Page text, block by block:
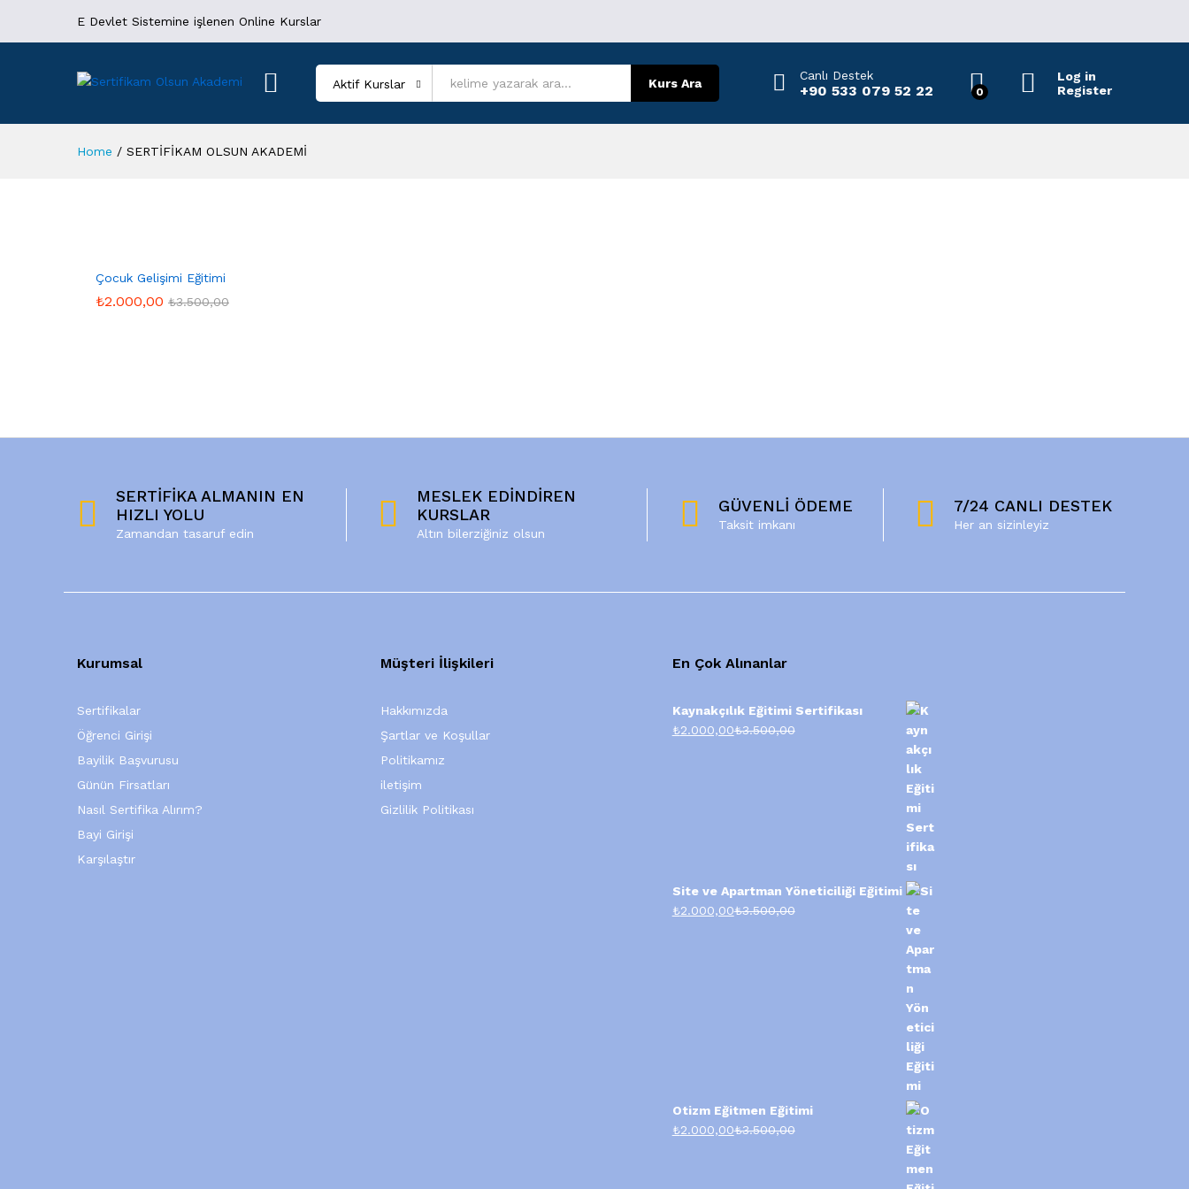
E Devlet Sistemine işlenen Online Kurslar
Aktif Kurslar Kurs Ara
Canlı Destek
+90 533 079 52 22 0
Log in
Register
Home / SERTİFİKAM OLSUN AKADEMİ
Çocuk Gelişimi Eğitimi
₺2.000,00 ₺3.500,00
SERTİFİKA ALMANIN EN
HIZLI YOLU
Zamandan tasaruf edin
MESLEK EDİNDİREN
KURSLAR
Altın bilerziğiniz olsun
GÜVENLİ ÖDEME
Taksit imkanı
7/24 CANLI DESTEK
Her an sizinleyiz
Kurumsal
Sertifikalar
Öğrenci Girişi
Bayilik Başvurusu
Günün Firsatları
Nasıl Sertifika Alırım?
Bayi Girişi
Karşılaştır
Müşteri İlişkileri
Hakkımızda
Şartlar ve Koşullar
Politikamız
iletişim
Gizlilik Politikası
En Çok Alınanlar
Kaynakçılık Eğitimi Sertifikası
₺2.000,00₺3.500,00
Site ve Apartman Yöneticiliği Eğitimi
₺2.000,00₺3.500,00
Otizm Eğitmen Eğitimi
₺2.000,00₺3.500,00